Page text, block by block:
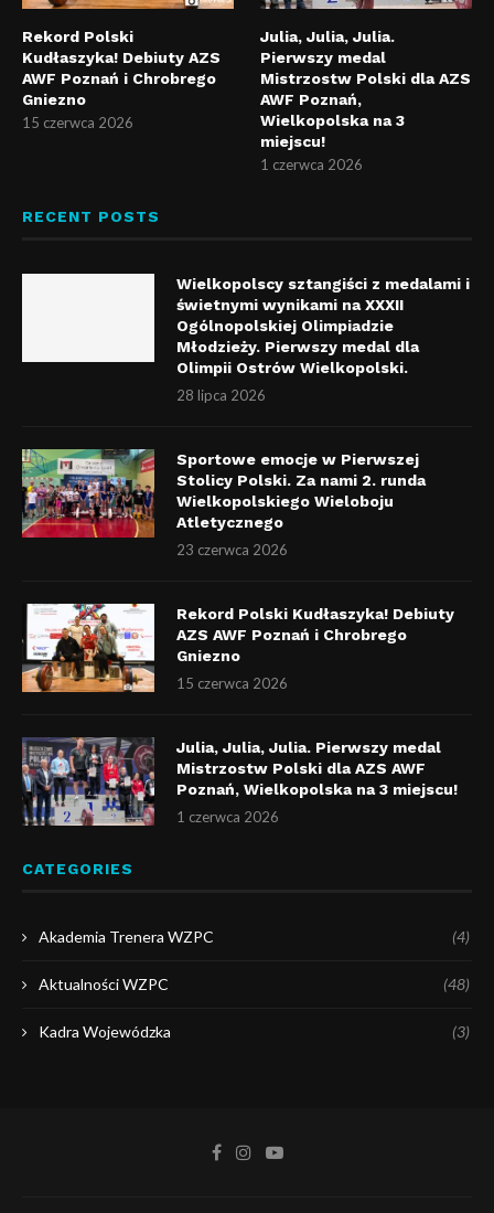
Rekord Polski
Kudłaszyka! Debiuty AZS
AWF Poznań i Chrobrego
Gniezno
15 czerwca 2026
Julia, Julia, Julia.
Pierwszy medal
Mistrzostw Polski dla AZS
AWF Poznań,
Wielkopolska na 3
miejscu!
1 czerwca 2026
RECENT POSTS
Wielkopolscy sztangiści z medalami i
świetnymi wynikami na XXXII
Ogólnopolskiej Olimpiadzie
Młodzieży. Pierwszy medal dla
Olimpii Ostrów Wielkopolski.
28 lipca 2026
Sportowe emocje w Pierwszej
Stolicy Polski. Za nami 2. runda
Wielkopolskiego Wieloboju
Atletycznego
23 czerwca 2026
Rekord Polski Kudłaszyka! Debiuty
AZS AWF Poznań i Chrobrego
Gniezno
15 czerwca 2026
Julia, Julia, Julia. Pierwszy medal
Mistrzostw Polski dla AZS AWF
Poznań, Wielkopolska na 3 miejscu!
1 czerwca 2026
CATEGORIES
Akademia Trenera WZPC (4)
Aktualności WZPC (48)
Kadra Wojewódzka (3)